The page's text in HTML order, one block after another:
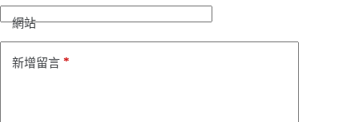
網站
新增留言 *
t
i